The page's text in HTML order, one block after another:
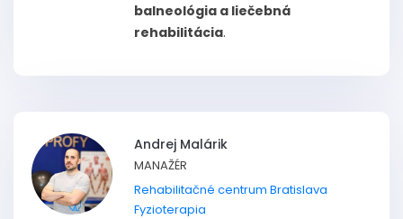
balneológia a liečebná
rehabilitácia.
Andrej Malárik
MANAŽÉR
Rehabilitačné centrum Bratislava
Fyzioterapia